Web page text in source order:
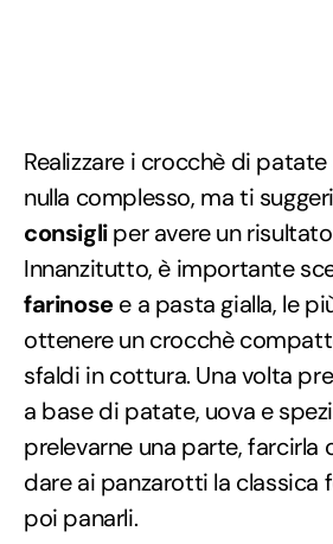
Realizzare i crocchè di
nulla complesso, ma ti
consigliper avere un
Innanzitutto, è importante
farinosee a pasta gialla, le
ottenere un crocchè
sfaldi in cottura. Una volta
a base di patate, uova e
prelevarne una parte, farcirla
dare ai panzarotti la classica
poi panarli.